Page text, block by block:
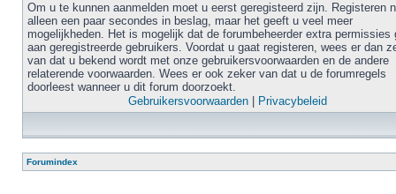
Om u te kunnen aanmelden moet u eerst geregisteerd zijn. Registeren
alleen een paar secondes in beslag, maar het geeft u veel meer
mogelijkheden. Het is mogelijk dat de forumbeheerder extra permissies
aan geregistreerde gebruikers. Voordat u gaat registeren, wees er dan
van dat u bekend wordt met onze gebruikersvoorwaarden en de andere
relaterende voorwaarden. Wees er ook zeker van dat u de forumregels
doorleest wanneer u dit forum doorzoekt.
Gebruikersvoorwaarden
Privacybeleid
Forumindex